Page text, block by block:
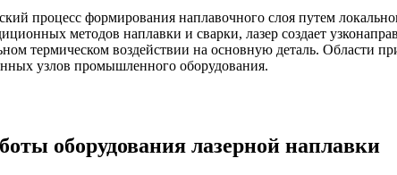
процесс формирования наплавочного слоя путем
методов наплавки и сварки, лазер создает
термическом воздействии на основную деталь.
узлов промышленного оборудования.
оборудования лазерной наплавки